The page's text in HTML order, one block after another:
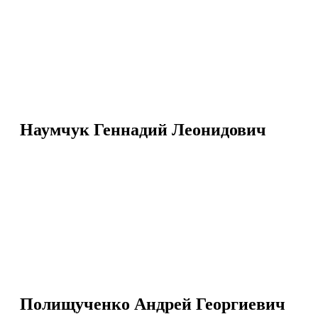
Наумчук Геннадий Леонидович
Полищученко Андрей Георгиевич